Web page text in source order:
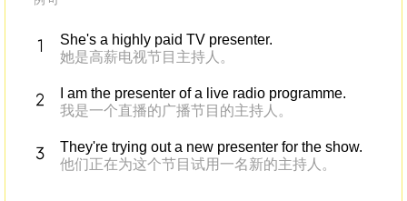
She's a highly paid TV presenter.
她是高薪电视节目主持人。
I am the presenter of a live radio programme.
我是一个直播的广播节目的主持人。
They're trying out a new presenter for the show.
他们正在为这个节目试用一名新的主持人。